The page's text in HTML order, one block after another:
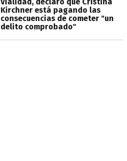
Kirchner está pagando las
consecuencias de cometer "un
delito comprobado"